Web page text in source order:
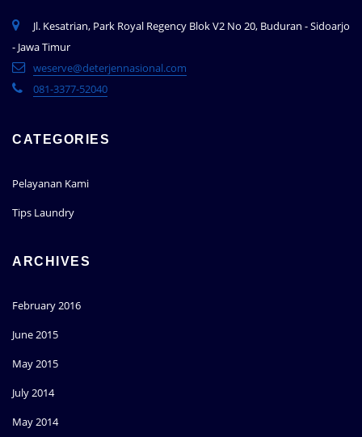
Jl. Kesatrian, Park Royal Regency Blok V2 No 20, Buduran - Sidoarjo
- Jawa Timur
weserve@deterjennasional.com
081-3377-52040
CATEGORIES
Pelayanan Kami
Tips Laundry
ARCHIVES
February 2016
June 2015
May 2015
July 2014
May 2014